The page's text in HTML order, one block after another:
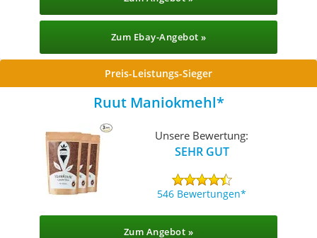
Zum Ebay-Angebot »
Preis-Leistungs-Sieger
Ruut Maniokmehl
Unsere Bewertung:
SEHR GUT
546 Bewertungen
Zum Angebot »